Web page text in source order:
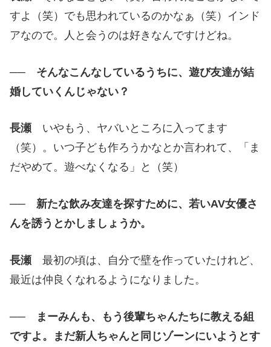
すよ（笑）でも思われているのかなぁ（笑）インド
アなので。人と会うのは好きなんですけどね。
── そんなこんなしているうちに、遊び友達が結
婚していくんじゃない？
長瀬 いやもう、ヤバいところに入ってます
（笑）。いつ子ども作ろうかなとか言われて、「ま
だやめて。遊べなくなる」と（笑）
── 新たな飲み友達を探すために、若いAV女優さ
んを誘うとかしましょうか。
長瀬 最初の頃は、自分で壁を作っていたけれど、
最近は仲良くなれるようになりました。
── まーみんも、もう後輩ちゃんたちに教える組
ですよ。まだ新人ちゃんと同じゾーンにいようとす